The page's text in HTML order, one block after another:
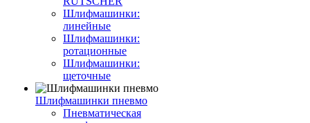
Шлифмашинки:
линейные
Шлифмашинки:
ротационные
Шлифмашинки:
щеточные
Шлифмашинки пневмо
Пневматическая